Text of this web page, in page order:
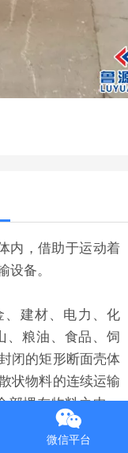
内，借助于运动着
设备。
、建材、电力、化
、粮油、食品、饲
闭的矩形断面壳体
状物料的连续运输
部埋在物料之中，
性好、安装维修方
，也能倾斜或垂直
微信平台